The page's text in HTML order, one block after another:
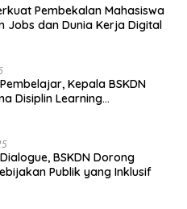
Pembekalan Mahasiswa
Jobs dan Dunia Kerja Digital
Kepala BSKDN
Disiplin Learning
BSKDN Dorong
Publik yang Inklusif